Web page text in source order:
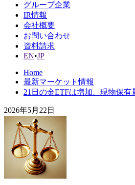
グループ企業
IR情報
会社概要
お問い合わせ
資料請求
EN•JP
Home
最新マーケット情報
21日の金ETFは増加、現物保有
2026年5月22日